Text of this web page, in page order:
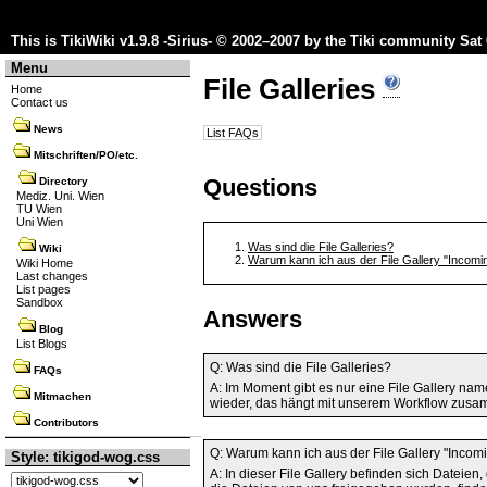
This is TikiWiki v1.9.8 -Sirius- © 2002–2007 by the Tiki community Sat
Menu
Home
Contact us
News
Mitschriften/PO/etc.
Directory
Mediz. Uni. Wien
TU Wien
Uni Wien
Wiki
Wiki Home
Last changes
List pages
Sandbox
Blog
List Blogs
FAQs
Mitmachen
Contributors
Style: tikigod-wog.css
File Galleries
List FAQs
Questions
Was sind die File Galleries?
Warum kann ich aus der File Gallery
Answers
Q: Was sind die File Galleries?
A: Im Moment gibt es nur eine File Gallery
wieder, das hängt mit unserem Workflow
Q: Warum kann ich aus der File Gallery
A: In dieser File Gallery befinden sich